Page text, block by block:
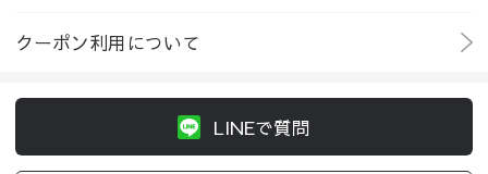
クーポン利用について
LINEで質問